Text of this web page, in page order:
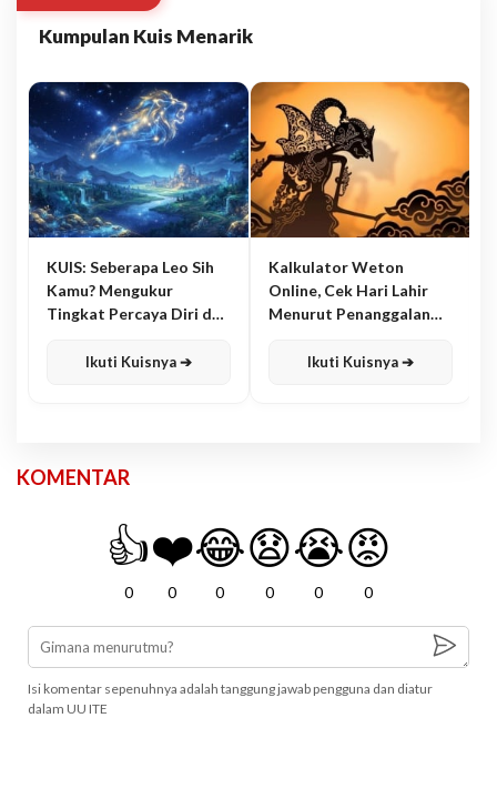
Kumpulan Kuis Menarik
KUIS: Seberapa Leo Sih
Kamu? Mengukur
Tingkat Percaya Diri dan
Ikuti Kuisnya ➔
Kalkulator Weton
Online, Cek Hari Lahir
Menurut Penanggalan
Ikuti Kuisnya ➔
KOMENTAR
👍
0
❤️
0
😂
0
😧
0
😭
0
😡
0
Isi komentar sepenuhnya adalah tanggung jawab pengguna dan diatur
dalam UU ITE